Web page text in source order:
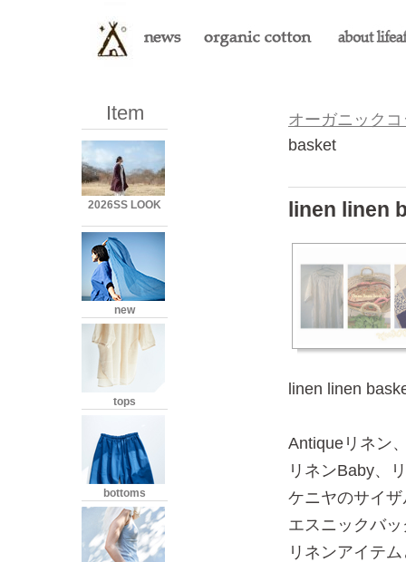
オーガニック
basket
linen linen
linen linen
Antiqueリネン
リネンBaby、
ケニヤのサイ
エスニックバ
リネンアイテ
Item
2026SS LOOK
new
tops
bottoms